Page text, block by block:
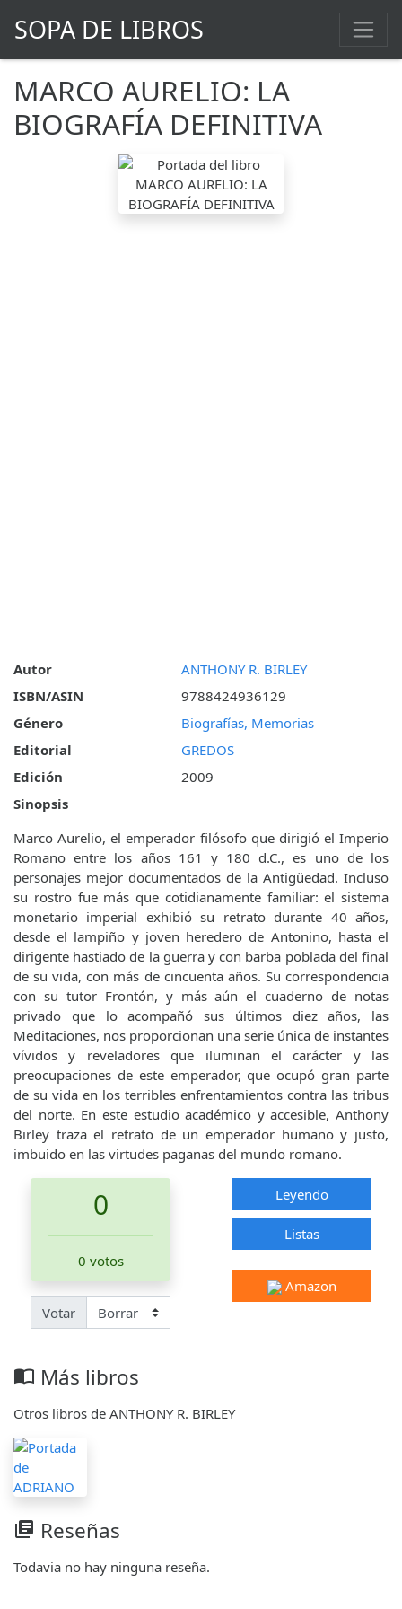
SOPA DE LIBROS
MARCO AURELIO: LA
BIOGRAFÍA DEFINITIVA
Autor
ANTHONY R. BIRLEY
ISBN/ASIN
9788424936129
Género
Biografías, Memorias
Editorial
GREDOS
Edición
2009
Sinopsis
Marco Aurelio, el emperador filósofo que dirigió el Imperio
Romano entre los años 161 y 180 d.C., es uno de los
personajes mejor documentados de la Antigüedad. Incluso
su rostro fue más que cotidianamente familiar: el sistema
monetario imperial exhibió su retrato durante 40 años,
desde el lampiño y joven heredero de Antonino, hasta el
dirigente hastiado de la guerra y con barba poblada del final
de su vida, con más de cincuenta años. Su correspondencia
con su tutor Frontón, y más aún el cuaderno de notas
privado que lo acompañó sus últimos diez años, las
Meditaciones, nos proporcionan una serie única de instantes
vívidos y reveladores que iluminan el carácter y las
preocupaciones de este emperador, que ocupó gran parte
de su vida en los terribles enfrentamientos contra las tribus
del norte. En este estudio académico y accesible, Anthony
Birley traza el retrato de un emperador humano y justo,
imbuido en las virtudes paganas del mundo romano.
0
0 votos
Votar
Leyendo
Listas
Amazon
import_contacts Más libros
Otros libros de ANTHONY R. BIRLEY
library_books Reseñas
Todavia no hay ninguna reseña.